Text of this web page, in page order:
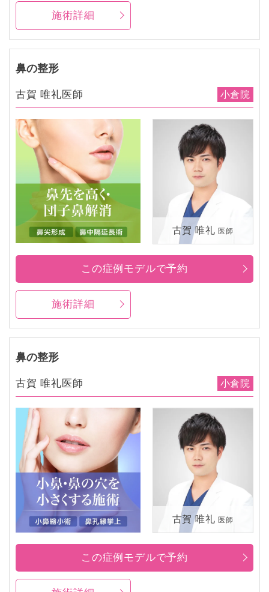
施術詳細
鼻の整形
古賀 唯礼医師 小倉院
古賀 唯礼 医師
施術詳細
この症例モデルで予約
鼻の整形
古賀 唯礼医師 小倉院
古賀 唯礼 医師
この症例モデルで予約